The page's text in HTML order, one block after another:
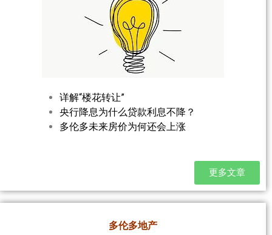
详解“楼花转让”
央行降息为什么贷款利息不降？
多伦多未来房价为何还会上涨
更多文章
多伦多地产